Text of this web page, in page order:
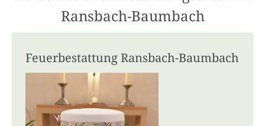
Ransbach-Baumbach
Feuerbestattung Ransbach-Baumbach